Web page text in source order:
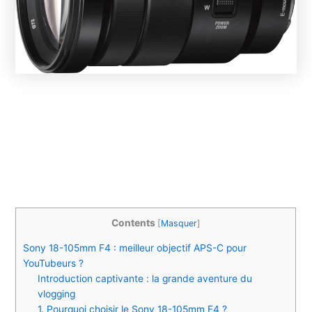
Contents [Masquer]
Sony 18-105mm F4 : meilleur objectif APS-C pour
YouTubeurs ?
Introduction captivante : la grande aventure du
vlogging
1. Pourquoi choisir le Sony 18-105mm F4 ?